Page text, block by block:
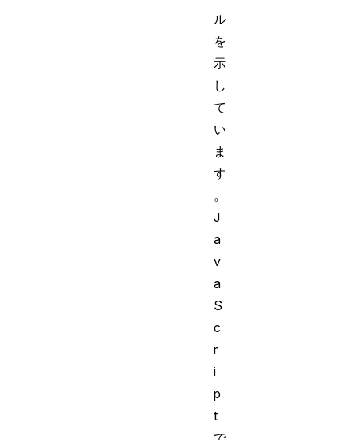
ル
を
示
し
て
い
ま
す
。
J
a
v
a
S
c
r
i
p
t